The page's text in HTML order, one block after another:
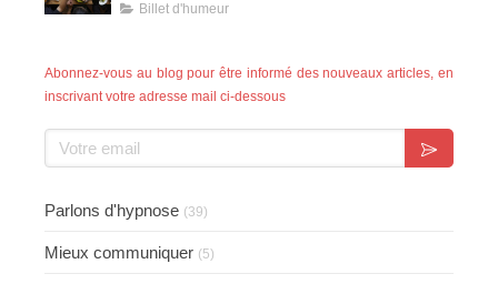
Billet d'humeur
Abonnez-vous au blog pour être informé des nouveaux articles, en
inscrivant votre adresse mail ci-dessous
Votre email
Parlons d'hypnose (39)
Mieux communiquer (5)